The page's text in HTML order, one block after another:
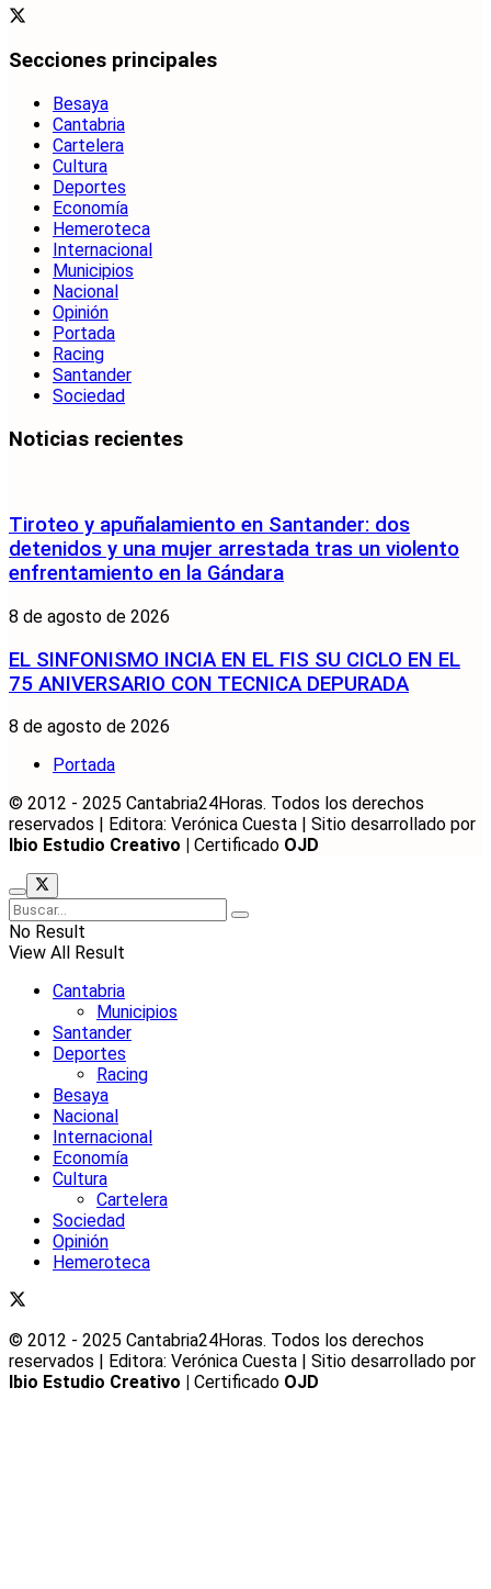
Secciones principales
Besaya
Cantabria
Cartelera
Cultura
Deportes
Economía
Hemeroteca
Internacional
Municipios
Nacional
Opinión
Portada
Racing
Santander
Sociedad
Noticias recientes
Tiroteo y apuñalamiento en Santander: dos
detenidos y una mujer arrestada tras un violento
enfrentamiento en la Gándara
8 de agosto de 2026
EL SINFONISMO INCIA EN EL FIS SU CICLO EN EL
75 ANIVERSARIO CON TECNICA DEPURADA
8 de agosto de 2026
Portada
© 2012 - 2025 Cantabria24Horas. Todos los derechos
reservados | Editora: Verónica Cuesta | Sitio desarrollado por
Ibio Estudio Creativo |
Certificado OJD
No Result
View All Result
Cantabria
Municipios
Santander
Deportes
Racing
Besaya
Nacional
Internacional
Economía
Cultura
Cartelera
Sociedad
Opinión
Hemeroteca
© 2012 - 2025 Cantabria24Horas. Todos los derechos
reservados | Editora: Verónica Cuesta | Sitio desarrollado por
Ibio Estudio Creativo | Certificado OJD